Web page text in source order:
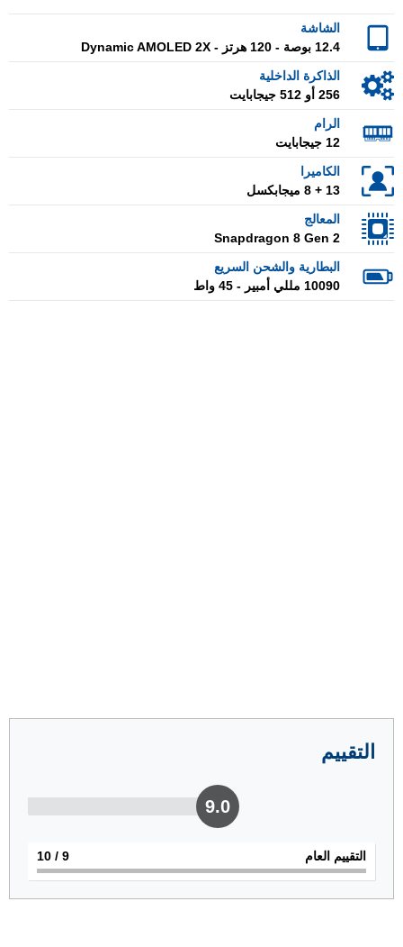
الشاشة
12.4 بوصة - 120 هرتز - Dynamic AMOLED 2X
الذاكرة الداخلية
256 أو 512 جيجابايت
الرام
12 جيجابايت
الكاميرا
13 + 8 ميجابكسل
المعالج
Snapdragon 8 Gen 2
البطارية والشحن السريع
10090 مللي أمبير - 45 واط
التقييم
9.0
التقييم العام 9
/ 10